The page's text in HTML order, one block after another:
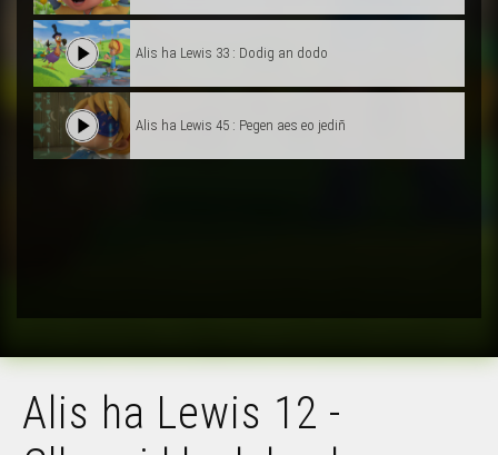
Alis ha Lewis 33 : Dodig an dodo
Alis ha Lewis 45 : Pegen aes eo jediñ
Alis ha Lewis 12 -